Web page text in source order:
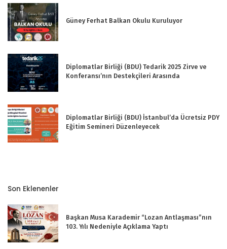
Güney Ferhat Balkan Okulu Kuruluyor
Diplomatlar Birliği (BDU) Tedarik 2025 Zirve ve
Konferansı’nın Destekçileri Arasında
Diplomatlar Birliği (BDU) İstanbul’da Ücretsiz PDY
Eğitim Semineri Düzenleyecek
Son Eklenenler
Başkan Musa Karademir “Lozan Antlaşması”nın
103. Yılı Nedeniyle Açıklama Yaptı